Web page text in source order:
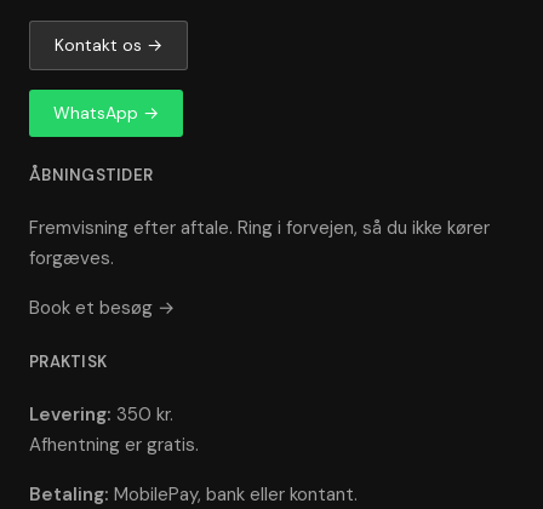
Kontakt os →
WhatsApp →
ÅBNINGSTIDER
Fremvisning efter aftale. Ring i forvejen, så du ikke kører
forgæves.
Book et besøg →
PRAKTISK
Levering: 350 kr.
Afhentning er gratis.
Betaling: MobilePay, bank eller kontant.